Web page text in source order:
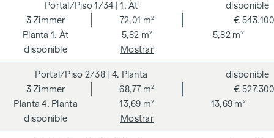
1/34 | 1. Àt
1. Àt
3Zimmer
72,01 m²
5,82 m²
5,82 m²
€ 543.100
disponible
disponible
Mostrar
2/38 | 4. Planta
4. Planta
3Zimmer
68,77 m²
13,69 m²
13,69 m²
€ 527.300
disponible
disponible
Mostrar